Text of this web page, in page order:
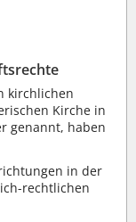
kirchlichen
Kirche in
genannt, haben
in der
rechtlichen